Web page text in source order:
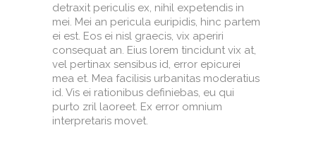
detraxit periculis ex, nihil expetendis in
mei. Mei an pericula euripidis, hinc partem
ei est. Eos ei nisl graecis, vix aperiri
consequat an. Eius lorem tincidunt vix at,
vel pertinax sensibus id, error epicurei
mea et. Mea facilisis urbanitas moderatius
id. Vis ei rationibus definiebas, eu qui
purto zril laoreet. Ex error omnium
interpretaris movet.